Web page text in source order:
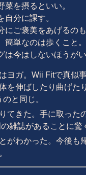
を摂るといい。
分に課す。
ご褒美をあげるのも
単なのは歩くこと。
今はしないほうがい
ヨガ。Wii Fitで真似
を伸ばしたり曲げた
と同じ。
てきた。手に取った
雑誌があることに驚
がわかった。今後も